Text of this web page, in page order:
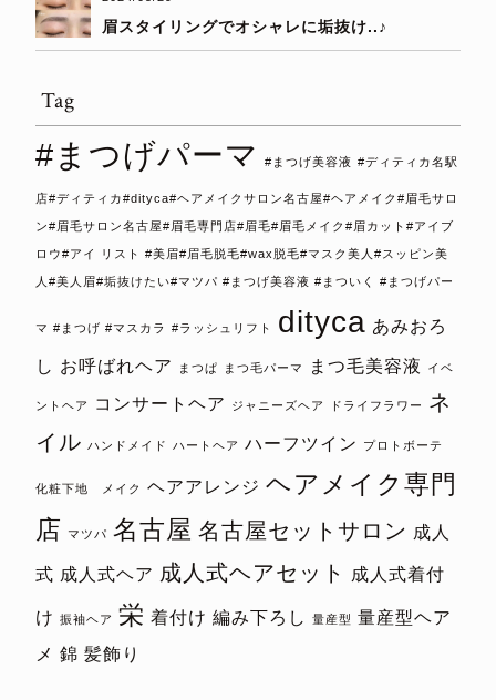
眉スタイリングでオシャレに垢抜け..♪
Tag
#まつげパーマ #まつげ美容液 #ディティカ名駅
店#ディティカ#dityca#ヘアメイクサロン名古屋#ヘアメイク#眉毛サロ
ン#眉毛サロン名古屋#眉毛専門店#眉毛#眉毛メイク#眉カット#アイブ
ロウ#アイ リスト #美眉#眉毛脱毛#wax脱毛#マスク美人#スッピン美
人#美人眉#垢抜けたい#マツパ #まつげ美容液 #まついく #まつげパー
マ #まつげ #マスカラ #ラッシュリフト dityca あみおろ
し
お呼ばれヘア まつぱ まつ毛パーマ まつ毛美容液 イベ
ントヘア コンサートヘア ジャニーズヘア ドライフラワー
ネ
イル ハンドメイド ハートヘア ハーフツイン プロトボーテ
化粧下地 メイク ヘアアレンジ ヘアメイク専門
店
マツパ 名古屋 名古屋セットサロン 成人
式 成人式ヘア 成人式ヘアセット 成人式着付
け 振袖ヘア 栄 着付け 編み下ろし 量産型
量産型ヘア
メ 錦 髪飾り